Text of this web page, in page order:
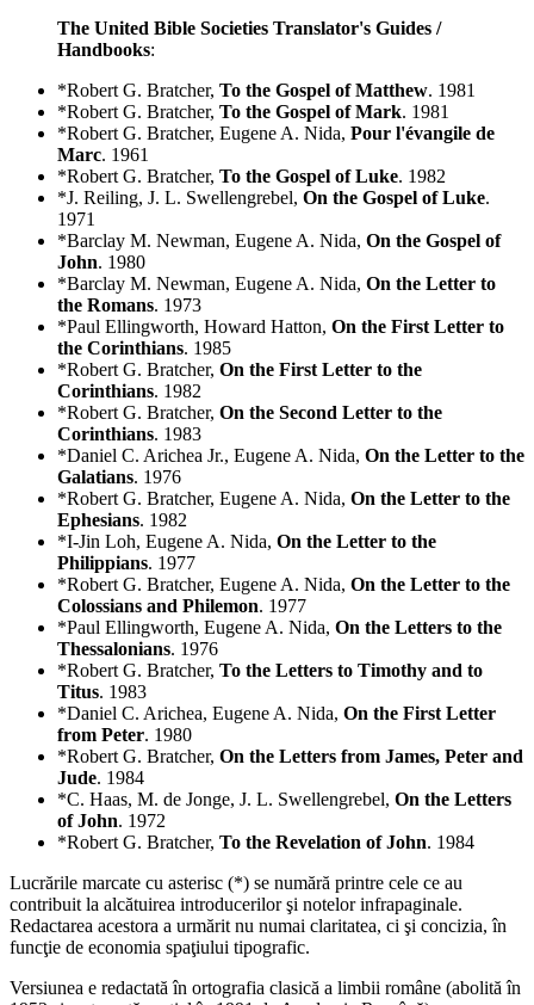
The United Bible Societies Translator's Guides /
Handbooks:
*Robert G. Bratcher, To the Gospel of Matthew. 1981
*Robert G. Bratcher, To the Gospel of Mark. 1981
*Robert G. Bratcher, Eugene A. Nida, Pour l'évangile de
Marc. 1961
*Robert G. Bratcher, To the Gospel of Luke. 1982
*J. Reiling, J. L. Swellengrebel, On the Gospel of Luke.
1971
*Barclay M. Newman, Eugene A. Nida, On the Gospel of
John. 1980
*Barclay M. Newman, Eugene A. Nida, On the Letter to
the Romans. 1973
*Paul Ellingworth, Howard Hatton, On the First Letter to
the Corinthians. 1985
*Robert G. Bratcher, On the First Letter to the
Corinthians. 1982
*Robert G. Bratcher, On the Second Letter to the
Corinthians. 1983
*Daniel C. Arichea Jr., Eugene A. Nida, On the Letter to the
Galatians. 1976
*Robert G. Bratcher, Eugene A. Nida, On the Letter to the
Ephesians. 1982
*I-Jin Loh, Eugene A. Nida, On the Letter to the
Philippians. 1977
*Robert G. Bratcher, Eugene A. Nida, On the Letter to the
Colossians and Philemon. 1977
*Paul Ellingworth, Eugene A. Nida, On the Letters to the
Thessalonians. 1976
*Robert G. Bratcher, To the Letters to Timothy and to
Titus. 1983
*Daniel C. Arichea, Eugene A. Nida, On the First Letter
from Peter. 1980
*Robert G. Bratcher, On the Letters from James, Peter and
Jude. 1984
*C. Haas, M. de Jonge, J. L. Swellengrebel, On the Letters
of John. 1972
*Robert G. Bratcher, To the Revelation of John. 1984
Lucrările marcate cu asterisc (*) se numără printre cele ce au
contribuit la alcătuirea introducerilor şi notelor infrapaginale.
Redactarea acestora a urmărit nu numai claritatea, ci şi concizia, în
funcţie de economia spaţiului tipografic.
Versiunea e redactată în ortografia clasică a limbii române (abolită în